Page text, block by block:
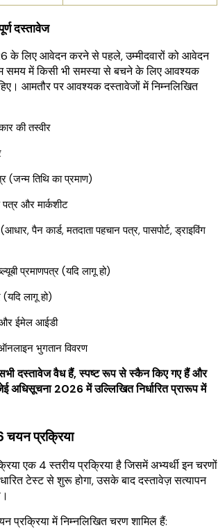
दस्तावेज
के लिए आवेदन करने से पहले, उम्मीदवारों को आवेदन
समय में किसी भी समस्या से बचने के लिए आवश्यक
आमतौर पर आवश्यक दस्तावेजों में निम्नलिखित
की तस्वीर
(जन्म तिथि का प्रमाण)
पत्र और मार्कशीट
पैन कार्ड, मतदाता पहचान पत्र, पासपोर्ट, ड्राइविंग
प्रमाणपत्र (यदि लागू हो)
लागू हो)
और ईमेल आईडी
भुगतान विवरण
दस्तावेज वैध हैं, स्पष्ट रूप से स्कैन किए गए हैं और
अधिसूचना 2026 में उल्लिखित निर्धारित प्रारूप में
प्रक्रिया
एक 4 स्तरीय प्रक्रिया है जिसमें अभ्यर्थी इन चरणों
टेस्ट से शुरू होगा, उसके बाद दस्तावेज़ सत्यापन
प्रक्रिया में निम्नलिखित चरण शामिल हैं: